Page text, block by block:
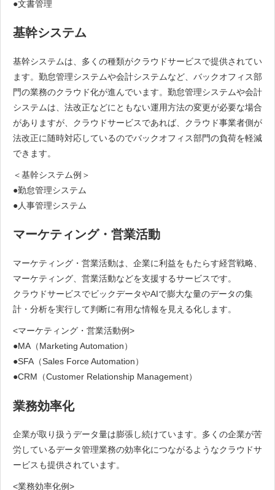
●文書管理
基幹システム
基幹システムは、多くの種類がクラウドサービスで提供されてい
ます。勤怠管理システムや会計システムなど、バックオフィス部
門の業務のクラウド化が進んでいます。勤怠管理システムや会計
システムは、法改正などにともない運用方法の変更が必要な場合
がありますが、クラウドサービスであれば、クラウド事業者側が
法改正に随時対応しているのでバックオフィス部門の負荷を軽減
できます。
＜基幹システム例＞
●勤怠管理システム
●人事管理システム
マーケティング・営業活動
マーケティング・営業活動は、企業に利益をもたらす経営戦略、
マーケティング、営業活動などを支援するサービスです。
クラウドサービスでビックデータやAIで膨大な量のデータの集
計・分析を実行して判断に有用な情報を見える化します。
<マーケティング・営業活動例>
●MA（Marketing Automation）
●SFA（Sales Force Automation）
●CRM（Customer Relationship Management）
業務効率化
企業が取り扱うデータ量は膨張し続けています。多くの企業が苦
労しているデータ管理業務の効率化につながるようなクラウドサ
ービスも提供されています。
<業務効率化例>